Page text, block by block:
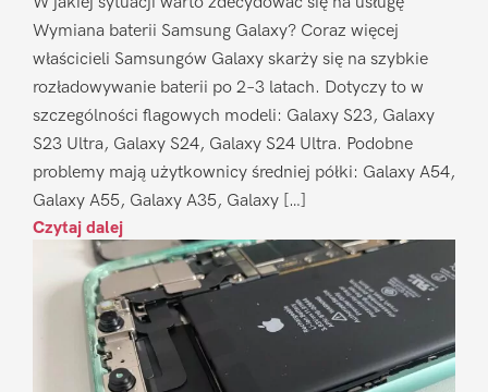
Wymiana baterii Samsung Galaxy? Coraz więcej
właścicieli Samsungów Galaxy skarży się na szybkie
rozładowywanie baterii po 2–3 latach. Dotyczy to w
szczególności flagowych modeli: Galaxy S23, Galaxy
S23 Ultra, Galaxy S24, Galaxy S24 Ultra. Podobne
problemy mają użytkownicy średniej półki: Galaxy A54,
Galaxy A55, Galaxy A35, Galaxy […]
Czytaj dalej